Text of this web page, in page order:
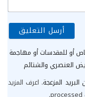
أو للمقدسات أو مهاجمة
العنصري والشتائم
المزعجة. اعرف المزيد